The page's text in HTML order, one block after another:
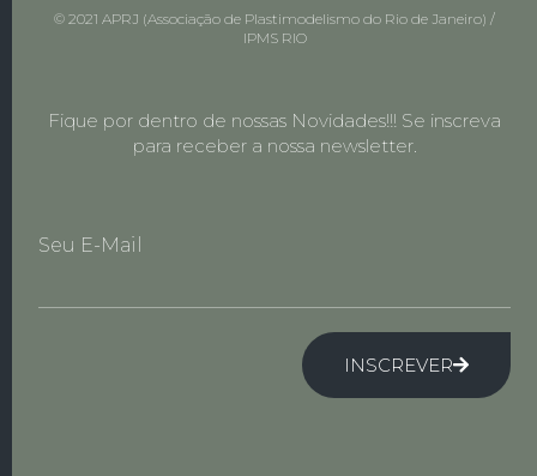
© 2021 APRJ (Associação de Plastimodelismo do Rio de Janeiro) /
IPMS RIO
Fique por dentro de nossas Novidades!!! Se inscreva
para receber a nossa newsletter.
Seu E-Mail
INSCREVER